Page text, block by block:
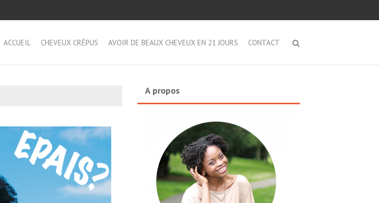
ACCUEIL CHEVEUX CRÉPUS AVOIR DE BEAUX CHEVEUX EN 21 JOURS CONTACT
A propos